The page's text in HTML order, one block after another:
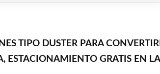
TIPO DUSTER PARA
ESTACIONAMIENTO GRATIS EN